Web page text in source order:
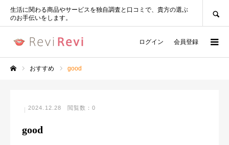
生活に関わる商品やサービスを独自調査と口コミで、貴方の選ぶ
のお手伝いをします。
ログイン 会員登録
おすすめ good
2024.12.28 閲覧数：0
good